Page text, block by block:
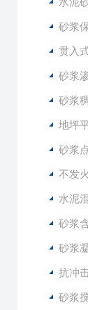
砂浆
贯入
砂浆
砂浆
地坪
砂浆
不发
水泥
砂浆
砂浆
抗冲
砂浆